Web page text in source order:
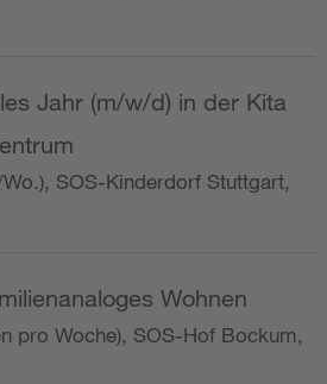
Jahr (m/w/d) in der Kita
SOS-Kinderdorf Stuttgart,
Wohnen
pro Woche), SOS-Hof Bockum,